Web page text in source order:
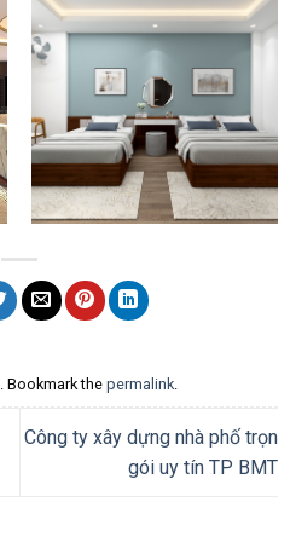
. Bookmark the permalink.
Công ty xây dựng nhà phố trọn
gói uy tín TP BMT